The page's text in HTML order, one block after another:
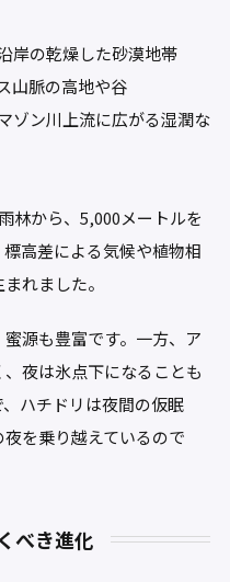
岸の乾燥した砂漠地帯
山脈の高地や谷
ゾン川上流に広がる湿潤な
林から、5,000メートルを
高差による気候や植物相
れました。
源も豊富です。一方、ア
夜は氷点下になることも
ハチドリは夜間の仮眠
夜を乗り越えているので
べき進化